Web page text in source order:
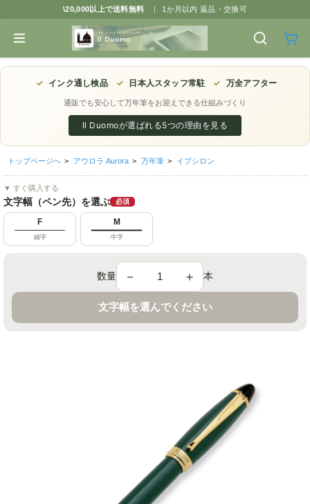
\20,000以上で送料無料 | 1か月以内 返品・交換可
✓ インク通し検品 ✓ 日本人スタッフ常駐 ✓ 万全アフター
通販でも安心して万年筆をお迎えできる仕組みづくり
Il Duomoが選ばれる5つの理由を見る
トップページへ > アウロラ Aurora > 万年筆 > イプシロン
▼ すぐ購入する
文字幅（ペン先）を選ぶ 必須
F
細字
M
中字
数量 － ＋ 本
文字幅を選んでください